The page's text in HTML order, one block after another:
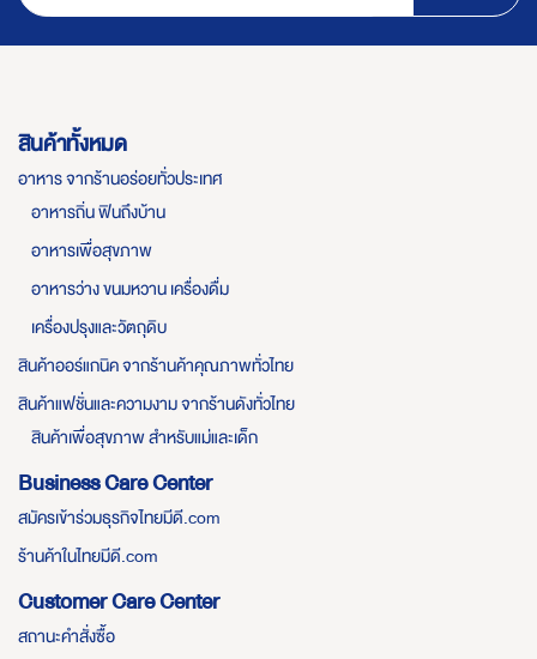
สินค้าทั้งหมด
อาหาร จากร้านอร่อยทั่วประเทศ
อาหารถิ่น ฟินถึงบ้าน
อาหารเพื่อสุขภาพ
อาหารว่าง ขนมหวาน เครื่องดื่ม
เครื่องปรุงและวัตถุดิบ
สินค้าออร์แกนิค จากร้านค้าคุณภาพทั่วไทย
สินค้าแฟชั่นและความงาม จากร้านดังทั่วไทย
สินค้าเพื่อสุขภาพ สำหรับแม่และเด็ก
Business Care Center
สมัครเข้าร่วมธุรกิจไทยมีดี.com
ร้านค้าในไทยมีดี.com
Customer Care Center
สถานะคำสั่งซื้อ